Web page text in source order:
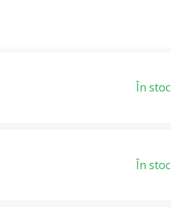
În stoc
În stoc